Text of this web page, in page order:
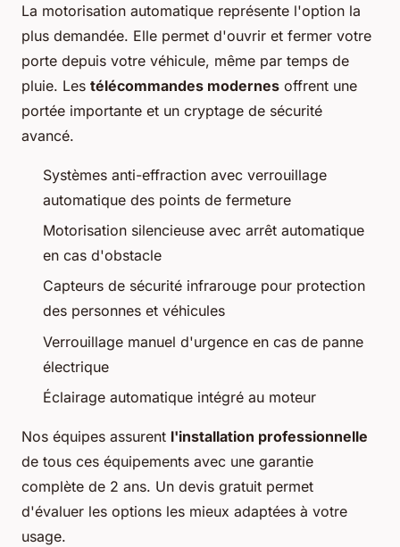
La motorisation automatique représente l'option la
plus demandée. Elle permet d'ouvrir et fermer votre
porte depuis votre véhicule, même par temps de
pluie. Les télécommandes modernes offrent une
portée importante et un cryptage de sécurité
avancé.
Systèmes anti-effraction avec verrouillage
automatique des points de fermeture
Motorisation silencieuse avec arrêt automatique
en cas d'obstacle
Capteurs de sécurité infrarouge pour protection
des personnes et véhicules
Verrouillage manuel d'urgence en cas de panne
électrique
Éclairage automatique intégré au moteur
Nos équipes assurent l'installation professionnelle
de tous ces équipements avec une garantie
complète de 2 ans. Un devis gratuit permet
d'évaluer les options les mieux adaptées à votre
usage.